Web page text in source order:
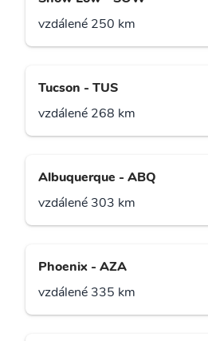
vzdálené 250 km
Tucson - TUS
vzdálené 268 km
Albuquerque - ABQ
vzdálené 303 km
Phoenix - AZA
vzdálené 335 km